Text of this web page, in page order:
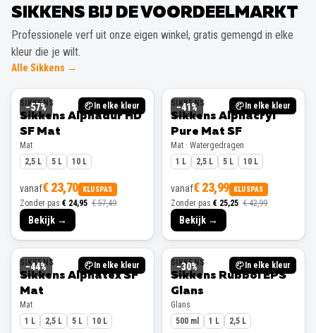
SIKKENS BIJ DE VOORDEELMARKT
Professionele verf uit onze eigen winkel, gratis gemengd in elke
kleur die je wilt.
Alle Sikkens →
−57% In elke kleur
SIKKENS
Sikkens Alphadur HD
SF Mat
Mat
2,5 L
5 L 10 L
vanaf€ 23,70 KLUSPAS
Zonder pas € 24,95 € 57,49
Bekijk →
−41% In elke kleur
SIKKENS
Sikkens Alphacryl
Pure Mat SF
Mat · Watergedragen
1 L
2,5 L 5 L 10 L
vanaf€ 23,99 KLUSPAS
Zonder pas € 25,25 € 42,99
Bekijk →
−44% In elke kleur
SIKKENS
Sikkens Alphatex SF
Mat
Mat
1 L
2,5 L 5 L 10 L
−30% In elke kleur
SIKKENS
Sikkens Rubbol EPS
Glans
Glans
500 ml
1 L 2,5 L